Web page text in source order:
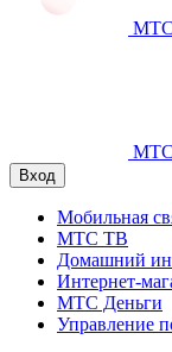
МТС
МТС
Вход
Мобильная
МТС ТВ
Домашний
Интернет-
МТС Деньги
Управление